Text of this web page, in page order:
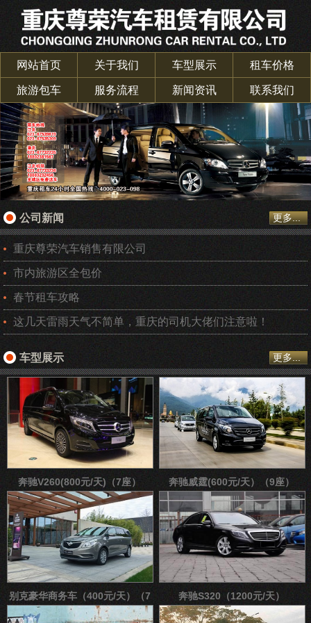
网站首页 关于我们 车型展示 租车价格
旅游包车 服务流程 新闻资讯 联系我们
更多...
公司新闻
重庆尊荣汽车销售有限公司
市内旅游区全包价
春节租车攻略
这几天雷雨天气不简单，重庆的司机大佬们注意啦！
更多...
车型展示
奔驰V260(800元/天)（7座） 奔驰威霆(600元/天）（9座）
别克豪华商务车（400元/天）（7
座）
奔驰S320（1200元/天）